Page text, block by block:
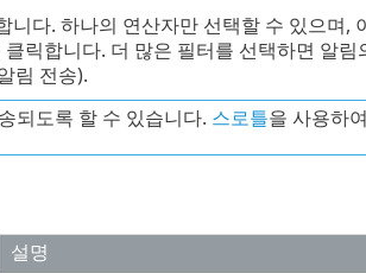
니다. 하나의 연산자만 선택할 수 있으며,
클릭합니다. 더 많은 필터를 선택하면 알
림 전송).
되도록 할 수 있습니다. 스로틀을 사용하
설명